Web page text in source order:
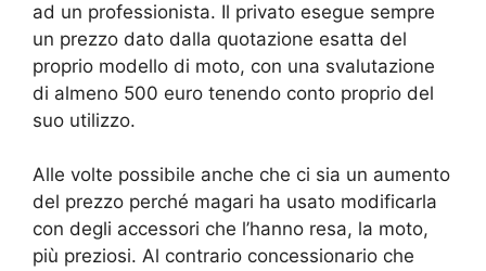
ad un professionista. Il privato esegue sempre
un prezzo dato dalla quotazione esatta del
proprio modello di moto, con una svalutazione
di almeno 500 euro tenendo conto proprio del
suo utilizzo.
Alle volte possibile anche che ci sia un aumento
del prezzo perché magari ha usato modificarla
con degli accessori che l’hanno resa, la moto,
più preziosi. Al contrario concessionario che